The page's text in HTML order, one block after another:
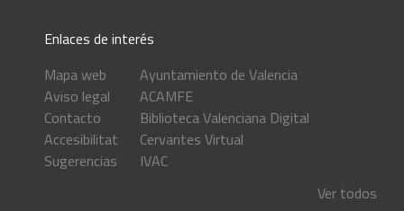
Enlaces de interés
Mapa web
Aviso legal
Contacto
Accesibilitat
Sugerencias
Ayuntamiento de Valencia
ACAMFE
Biblioteca Valenciana Digital
Cervantes Virtual
IVAC
Ver todos